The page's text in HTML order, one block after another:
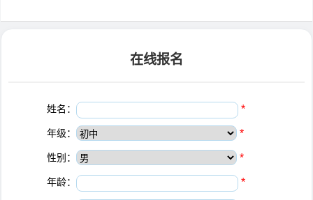
在线报名
姓名： *
年级： *
性别： *
年龄： *